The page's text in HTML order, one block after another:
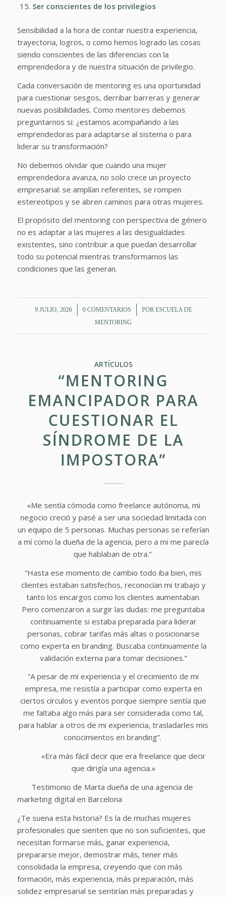
Ser conscientes de los privilegios
Sensibilidad a la hora de contar nuestra experiencia,
trayectoria, logros, o como hemos logrado las cosas
siendo conscientes de las diferencias con la
emprendedora y de nuestra situación de privilegio.
Cada conversación de mentoring es una oportunidad
para cuestionar sesgos, derribar barreras y generar
nuevas posibilidades. Como mentores debemos
preguntarnos si: ¿estamos acompañando a las
emprendedoras para adaptarse al sistema o para
liderar su transformación?
No debemos olvidar que cuando una mujer
emprendedora avanza, no solo crece un proyecto
empresarial: se amplían referentes, se rompen
estereotipos y se abren caminos para otras mujeres.
El propósito del mentoring con perspectiva de género
no es adaptar a las mujeres a las desigualdades
existentes, sino contribuir a que puedan desarrollar
todo su potencial mientras transformamos las
condiciones que las generan.
9 JULIO, 2026
/ 0 COMENTARIOS
/ POR ESCUELA DE
MENTORING
ARTÍCULOS
“MENTORING
EMANCIPADOR PARA
CUESTIONAR EL
SÍNDROME DE LA
IMPOSTORA”
«Me sentía cómoda como freelance autónoma, mi
negocio creció y pasé a ser una sociedad limitada con
un equipo de 5 personas. Muchas personas se referían
a mí como la dueña de la agencia, pero a mi me parecía
que hablaban de otra.”
“Hasta ese momento de cambio todo iba bien, mis
clientes estaban satisfechos, reconocían mi trabajo y
tanto los encargos como los clientes aumentaban.
Pero comenzaron a surgir las dudas: me preguntaba
continuamente si estaba preparada para liderar
personas, cobrar tarifas más altas o posicionarse
como experta en branding. Buscaba continuamente la
validación externa para tomar decisiones.”
“A pesar de mi experiencia y el crecimiento de mi
empresa, me resistía a participar como experta en
ciertos círculos y eventos porque siempre sentía que
me faltaba algo más para ser considerada como tal,
para hablar a otros de mi experiencia, trasladarles mis
conocimientos en branding”.
«Era más fácil decir que era freelance que decir
que dirigía una agencia.»
Testimonio de Marta dueña de una agencia de
marketing digital en Barcelona
¿Te suena esta historia? Es la de muchas mujeres
profesionales que sienten que no son suficientes, que
necesitan formarse más, ganar experiencia,
prepararse mejor, demostrar más, tener más
consolidada la empresa, creyendo que con más
formación, más experiencia, más preparación, más
solidez empresarial se sentirían más preparadas y